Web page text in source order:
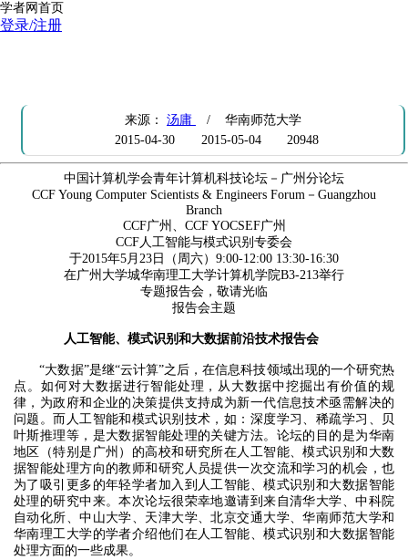
学者网首页
登录/注册
来源： 汤庸
/ 华南师范大学
2015-04-30
2015-05-04 20948
中国计算机学会青年计算机科技论坛－广州分论坛
CCF Young Computer Scientists & Engineers Forum－Guangzhou
Branch
CCF广州、CCF YOCSEF广州
CCF人工智能与模式识别专委会
于2015年5月23日（周六）9:00-12:00 13:30-16:30
在广州大学城华南理工大学计算机学院B3-213举行
专题报告会，敬请光临
报告会主题
人工智能、模式识别和大数据前沿技术报告会
“大数据”是继“云计算”之后，在信息科技领域出现的一个研究热
点。如何对大数据进行智能处理，从大数据中挖掘出有价值的规
律，为政府和企业的决策提供支持成为新一代信息技术亟需解决的
问题。而人工智能和模式识别技术，如：深度学习、稀疏学习、贝
叶斯推理等，是大数据智能处理的关键方法。论坛的目的是为华南
地区（特别是广州）的高校和研究所在人工智能、模式识别和大数
据智能处理方向的教师和研究人员提供一次交流和学习的机会，也
为了吸引更多的年轻学者加入到人工智能、模式识别和大数据智能
处理的研究中来。本次论坛很荣幸地邀请到来自清华大学、中科院
自动化所、中山大学、天津大学、北京交通大学、华南师范大学和
华南理工大学的学者介绍他们在人工智能、模式识别和大数据智能
处理方面的一些成果。